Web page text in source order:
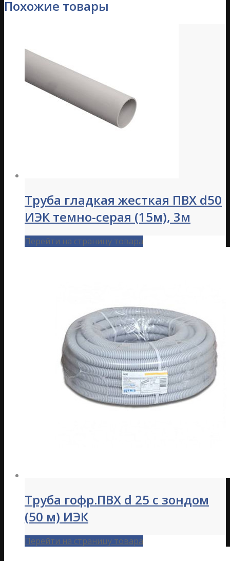
Похожие товары
Труба гладкая жесткая ПВХ d50
ИЭК темно-серая (15м), 3м
Перейти на страницу товара
Труба гофр.ПВХ d 25 с зондом
(50 м) ИЭК
Перейти на страницу товара